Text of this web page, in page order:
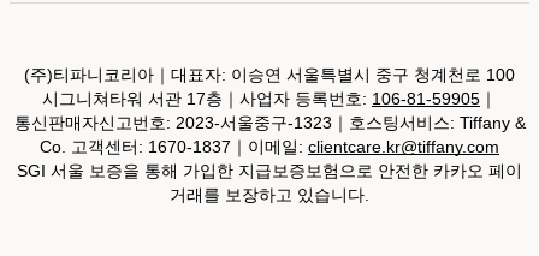
(주)티파니코리아｜대표자: 이승연 서울특별시 중구 청계천로 100
시그니쳐타워 서관 17층｜사업자 등록번호: 106-81-59905 ｜
통신판매자신고번호: 2023-서울중구-1323｜호스팅서비스: Tiffany &
Co. 고객센터: 1670-1837｜이메일: clientcare.kr@tiffany.com
SGI 서울 보증을 통해 가입한 지급보증보험으로 안전한 카카오 페이
거래를 보장하고 있습니다.